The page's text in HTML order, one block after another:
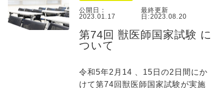
公開日：
2023.01.17
最終更新
日:2023.08.20
第74回 獣医師国家試験 に
ついて
令和5年2月14 、15日の2日間にか
けて第74回獣医師国家試験が実施